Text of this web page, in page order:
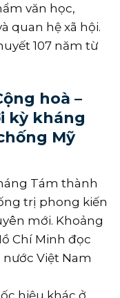
văn học,
quan hệ xã hội.
107 năm từ
hoà –
kỳ kháng
Mỹ
Tám thành
trị phong kiến
mới. Khoảng
Chí Minh đọc
Việt Nam
hiệu khác ở